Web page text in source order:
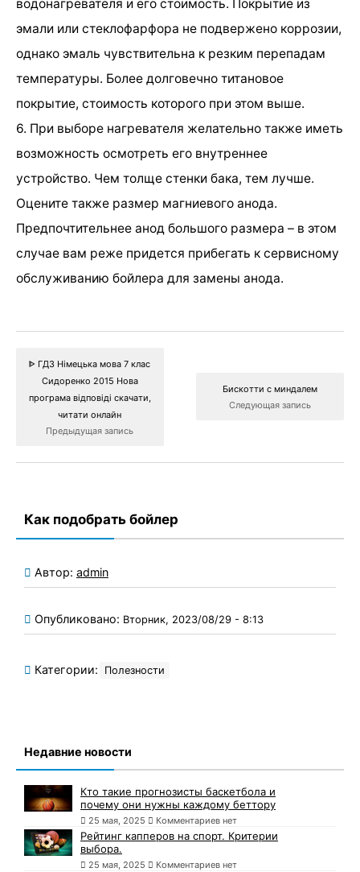
водонагревателя и его стоимость. Покрытие из
эмали или стеклофарфора не подвержено коррозии,
однако эмаль чувствительна к резким перепадам
температуры. Более долговечно титановое
покрытие, стоимость которого при этом выше.
6. При выборе нагревателя желательно также иметь
возможность осмотреть его внутреннее
устройство. Чем толще стенки бака, тем лучше.
Оцените также размер магниевого анода.
Предпочтительнее анод большого размера – в этом
случае вам реже придется прибегать к сервисному
обслуживанию бойлера для замены анода.
ᐈ ГДЗ Німецька мова 7 клас
Сидоренко 2015 Нова
програма відповіді скачати,
читати онлайн
Предыдущая запись
Бискотти с миндалем
Следующая запись
Как подобрать бойлер
Автор: admin
Опубликовано: Вторник, 2023/08/29 - 8:13
Категории: Полезности
Недавние новости
Кто такие прогнозисты баскетбола и
почему они нужны каждому беттору
25 мая, 2025 Комментариев нет
Рейтинг капперов на спорт. Критерии
выбора.
25 мая, 2025 Комментариев нет